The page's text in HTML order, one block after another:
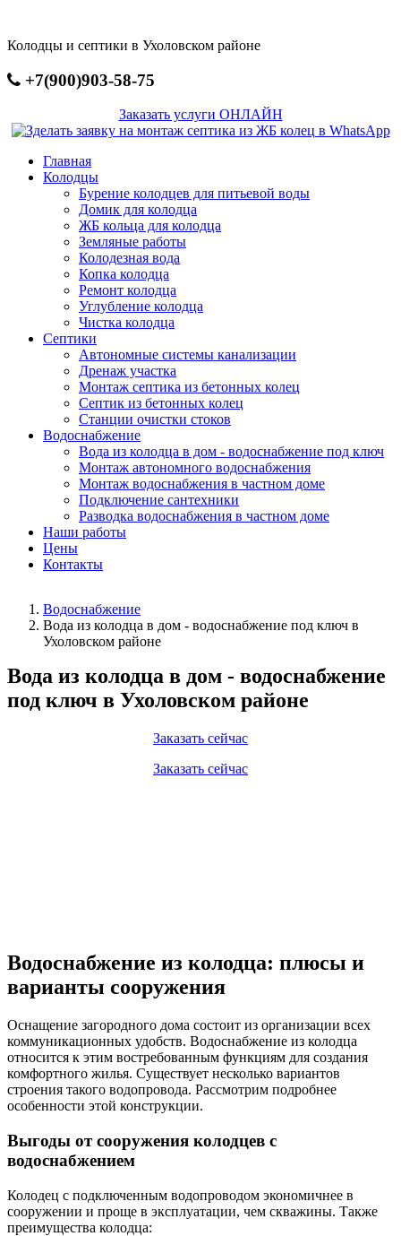
основному
Колодцы и септики в Ухоловском районе
+7(900)903-58-75
Заказать услуги ОНЛАЙН
Главная
Колодцы
Бурение колодцев для питьевой воды
Домик для колодца
ЖБ кольца для колодца
Земляные работы
Колодезная вода
Копка колодца
Ремонт колодца
Углубление колодца
Чистка колодца
Септики
Автономные системы канализации
Дренаж участка
Монтаж септика из бетонных колец
Септик из бетонных колец
Станции очистки стоков
Водоснабжение
Вода из колодца в дом - водоснабжение под ключ
Монтаж автономного водоснабжения
Монтаж водоснабжения в частном доме
Подключение сантехники
Разводка водоснабжения в частном доме
Наши работы
Цены
Контакты
Водоснабжение
Вода из колодца в дом - водоснабжение под ключ в
Ухоловском районе
Вода из колодца в дом - водоснабжение
под ключ в Ухоловском районе
Заказать сейчас
Заказать сейчас
Водоснабжение из колодца: плюсы и
варианты сооружения
Оснащение загородного дома состоит из организации всех
коммуникационных удобств. Водоснабжение из колодца
относится к этим востребованным функциям для создания
комфортного жилья. Существует несколько вариантов
строения такого водопровода. Рассмотрим подробнее
особенности этой конструкции.
Выгоды от сооружения колодцев с
водоснабжением
Колодец с подключенным водопроводом экономичнее в
сооружении и проще в эксплуатации, чем скважины. Также
преимущества колодца: